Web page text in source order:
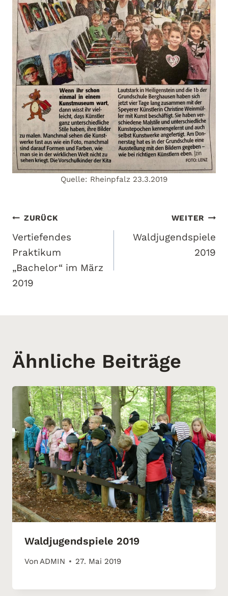
Quelle: Rheinpfalz 23.3.2019
Beitragsnavigation
ZURÜCK
Vertiefendes
Praktikum
„Bachelor“ im März
2019
WEITER
Waldjugendspiele
2019
Ähnliche Beiträge
Waldjugendspiele 2019
Von ADMIN 27. Mai 2019